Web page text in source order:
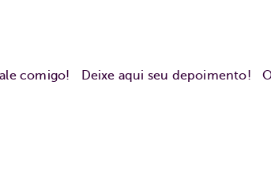
comigo! Deixe aqui seu depoimento!